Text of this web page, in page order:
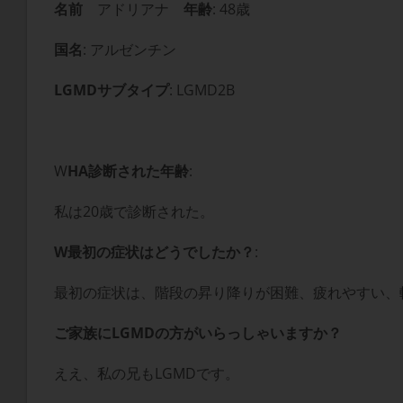
名前アドリアナ 年齢: 48歳
国名: アルゼンチン
LGMDサブタイプ: LGMD2B
WHA診断された年齢:
私は20歳で診断された。
W最初の症状はどうでしたか？ :
最初の症状は、階段の昇り降りが困難、疲れやすい、
ご家族にLGMDの方がいらっしゃいますか？
ええ、私の兄もLGMDです。